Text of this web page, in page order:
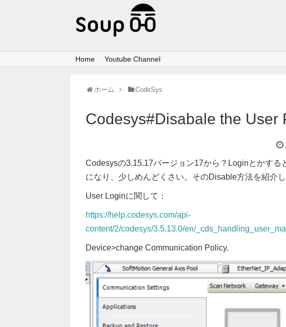
Home Youtube Channel
ホーム CodeSys
Codesys#Disabale the User
Codesysの3.15.17バージョン17から？Loginとかする
になり、少しめんどくさい。そのDisable方法を紹介し
User Loginに関して：
https://help.codesys.com/api-
content/2/codesys/3.5.13.0/en/
Device>change Communication Policy.